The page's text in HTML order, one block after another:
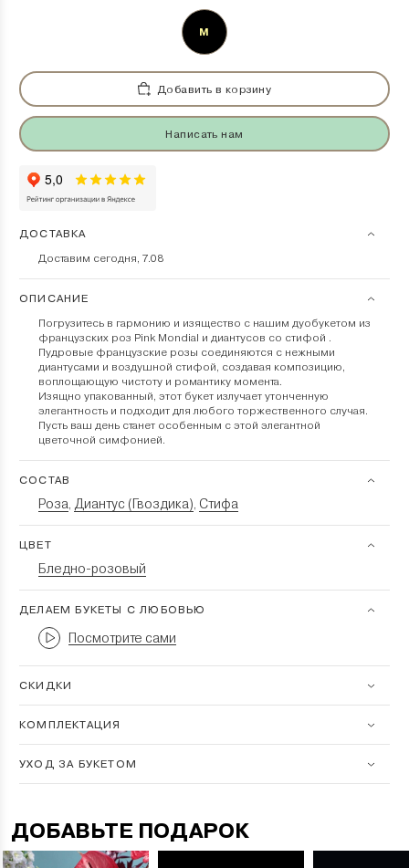
M
Добавить в корзину
Написать нам
ДОСТАВКА
Доставим сегодня, 7.08
ОПИСАНИЕ
Погрузитесь в гармонию и изящество с нашим дуобукетом из
французских роз Pink Mondial и диантусов со стифой .
Пудровые французские розы соединяются с нежными
диантусами и воздушной стифой, создавая композицию,
воплощающую чистоту и романтику момента.
Изящно упакованный, этот букет излучает утонченную
элегантность и подходит для любого торжественного случая.
Пусть ваш день станет особенным с этой элегантной
цветочной симфонией.
СОСТАВ
Роза, Диантус (Гвоздика), Стифа
ЦВЕТ
Бледно-розовый
ДЕЛАЕМ БУКЕТЫ С ЛЮБОВЬЮ
Посмотрите сами
СКИДКИ
КОМПЛЕКТАЦИЯ
УХОД ЗА БУКЕТОМ
ДОБАВЬТЕ ПОДАРОК